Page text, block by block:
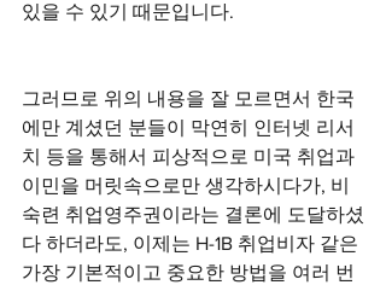
있을 수 있기 때문입니다.
그러므로 위의 내용을 잘 모르면서 한국
에만 계셨던 분들이 막연히 인터넷 리서
치 등을 통해서 피상적으로 미국 취업과
이민을 머릿속으로만 생각하시다가, 비
숙련 취업영주권이라는 결론에 도달하셨
다 하더라도, 이제는 H-1B 취업비자 같은
가장 기본적이고 중요한 방법을 여러 번